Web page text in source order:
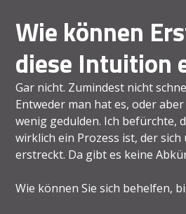
Wie können
diese Intuition
Gar nicht. Zumindest nicht
Entweder man hat es, oder
wenig gedulden. Ich befürchte,
wirklich ein Prozess ist, der
erstreckt. Da gibt es keine
Wie können Sie sich behelfen,